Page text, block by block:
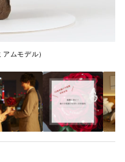
ムモデル）